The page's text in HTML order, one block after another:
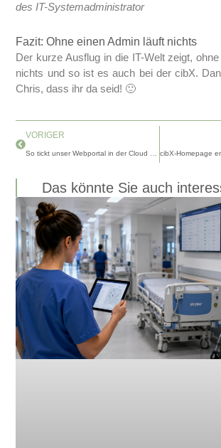
des IT-Systemadministrator
Fazit: Ohne einen Admin läuft nichts
Der kurze Ausflug in die IT-Welt zeigt,
nichts und so ist es auch bei der cibX.
Chris, dass ihr da seid! 🙂
Zurück
VORIGER
Das könnte Sie auch